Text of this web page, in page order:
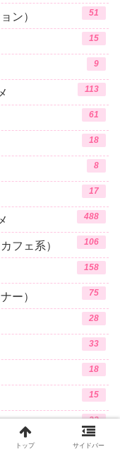
ン） 51
15
9
113
61
18
8
17
488
フェ系） 106
158
ー） 75
28
33
18
15
22
20
トップ サイドバー